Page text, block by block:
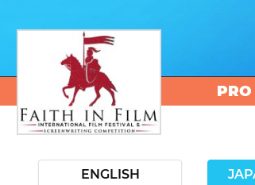
PRO
ENGLISH